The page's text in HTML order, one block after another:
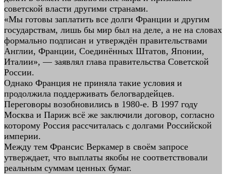
советской власти другими странами.
«Мы готовы заплатить все долги Франции и другим
государствам, лишь бы мир был на деле, а не на словах
формально подписан и утверждён правительствами
Англии, Франции, Соединённых Штатов, Японии,
Италии», — заявлял глава правительства Советской
России.
Однако Франция не приняла такие условия и
продолжила поддерживать белогвардейцев.
Переговоры возобновились в 1980-е. В 1997 году
Москва и Париж всё же заключили договор, согласно
которому Россия рассчиталась с долгами Российской
империи.
Между тем Франсис Веркамер в своём запросе
утверждает, что выплаты якобы не соответствовали
реальным суммам ценных бумаг.